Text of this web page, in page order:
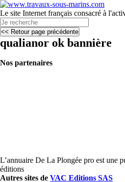
Le site Internet français consacré à
qualianor ok bannière
Nos partenaires
L’annuaire De La Plongée pro est une
éditions
Autres sites de VAC Editions SAS